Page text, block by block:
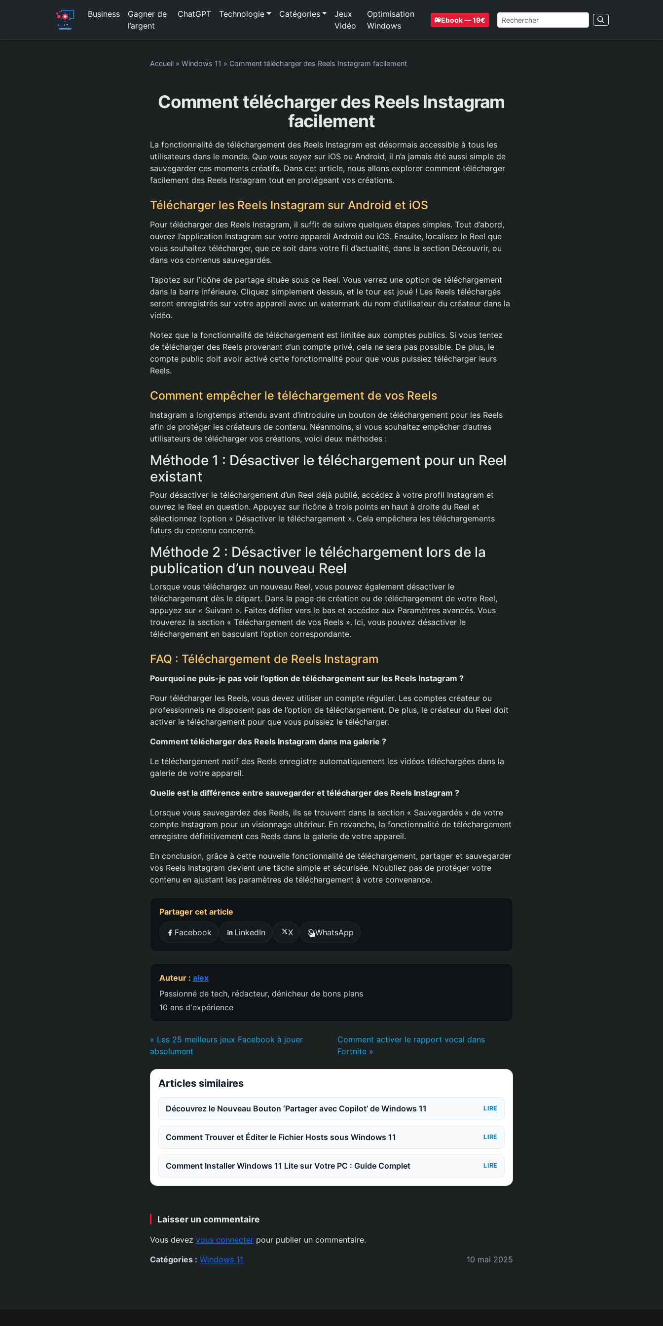
Business
Gagner de
l’argent
ChatGPT Technologie Catégories
Jeux
Vidéo
Optimisation
Windows
Ebook — 19€
Accueil » Windows 11 » Comment télécharger des Reels Instagram facilement
Comment télécharger des Reels Instagram
facilement
La fonctionnalité de téléchargement des Reels Instagram est désormais accessible à tous les
utilisateurs dans le monde. Que vous soyez sur iOS ou Android, il n’a jamais été aussi simple de
sauvegarder ces moments créatifs. Dans cet article, nous allons explorer comment télécharger
facilement des Reels Instagram tout en protégeant vos créations.
Télécharger les Reels Instagram sur Android et iOS
Pour télécharger des Reels Instagram, il suffit de suivre quelques étapes simples. Tout d’abord,
ouvrez l’application Instagram sur votre appareil Android ou iOS. Ensuite, localisez le Reel que
vous souhaitez télécharger, que ce soit dans votre fil d’actualité, dans la section Découvrir, ou
dans vos contenus sauvegardés.
Tapotez sur l’icône de partage située sous ce Reel. Vous verrez une option de téléchargement
dans la barre inférieure. Cliquez simplement dessus, et le tour est joué ! Les Reels téléchargés
seront enregistrés sur votre appareil avec un watermark du nom d’utilisateur du créateur dans la
vidéo.
Notez que la fonctionnalité de téléchargement est limitée aux comptes publics. Si vous tentez
de télécharger des Reels provenant d’un compte privé, cela ne sera pas possible. De plus, le
compte public doit avoir activé cette fonctionnalité pour que vous puissiez télécharger leurs
Reels.
Comment empêcher le téléchargement de vos Reels
Instagram a longtemps attendu avant d’introduire un bouton de téléchargement pour les Reels
afin de protéger les créateurs de contenu. Néanmoins, si vous souhaitez empêcher d’autres
utilisateurs de télécharger vos créations, voici deux méthodes :
Méthode 1 : Désactiver le téléchargement pour un Reel
existant
Pour désactiver le téléchargement d’un Reel déjà publié, accédez à votre profil Instagram et
ouvrez le Reel en question. Appuyez sur l’icône à trois points en haut à droite du Reel et
sélectionnez l’option « Désactiver le téléchargement ». Cela empêchera les téléchargements
futurs du contenu concerné.
Méthode 2 : Désactiver le téléchargement lors de la
publication d’un nouveau Reel
Lorsque vous téléchargez un nouveau Reel, vous pouvez également désactiver le
téléchargement dès le départ. Dans la page de création ou de téléchargement de votre Reel,
appuyez sur « Suivant ». Faites défiler vers le bas et accédez aux Paramètres avancés. Vous
trouverez la section « Téléchargement de vos Reels ». Ici, vous pouvez désactiver le
téléchargement en basculant l’option correspondante.
FAQ : Téléchargement de Reels Instagram
Pourquoi ne puis-je pas voir l’option de téléchargement sur les Reels Instagram ?
Pour télécharger les Reels, vous devez utiliser un compte régulier. Les comptes créateur ou
professionnels ne disposent pas de l’option de téléchargement. De plus, le créateur du Reel doit
activer le téléchargement pour que vous puissiez le télécharger.
Comment télécharger des Reels Instagram dans ma galerie ?
Le téléchargement natif des Reels enregistre automatiquement les vidéos téléchargées dans la
galerie de votre appareil.
Quelle est la différence entre sauvegarder et télécharger des Reels Instagram ?
Lorsque vous sauvegardez des Reels, ils se trouvent dans la section « Sauvegardés » de votre
compte Instagram pour un visionnage ultérieur. En revanche, la fonctionnalité de téléchargement
enregistre définitivement ces Reels dans la galerie de votre appareil.
En conclusion, grâce à cette nouvelle fonctionnalité de téléchargement, partager et sauvegarder
vos Reels Instagram devient une tâche simple et sécurisée. N’oubliez pas de protéger votre
contenu en ajustant les paramètres de téléchargement à votre convenance.
Partager cet article
Facebook LinkedIn X WhatsApp
Auteur : alex
Passionné de tech, rédacteur, dénicheur de bons plans
10 ans d'expérience
« Les 25 meilleurs jeux Facebook à jouer
absolument
Comment activer le rapport vocal dans
Fortnite »
Articles similaires
Découvrez le Nouveau Bouton ‘Partager avec Copilot’ de Windows 11 LIRE
Comment Trouver et Éditer le Fichier Hosts sous Windows 11 LIRE
Comment Installer Windows 11 Lite sur Votre PC : Guide Complet LIRE
Laisser un commentaire
Vous devez vous connecter pour publier un commentaire.
Catégories : Windows 11 10 mai 2025